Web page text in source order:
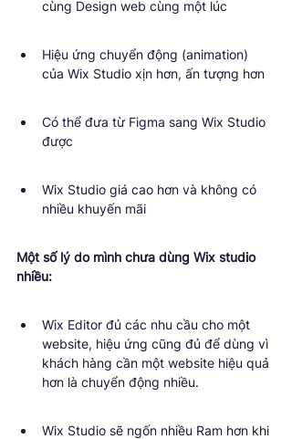
cùng Design web cùng một lúc
Hiệu ứng chuyển động (animation)
của Wix Studio xịn hơn, ấn tượng hơn
Có thể đưa từ Figma sang Wix Studio
được
Wix Studio giá cao hơn và không có
nhiều khuyến mãi
Một số lý do mình chưa dùng Wix studio
nhiều:
Wix Editor đủ các nhu cầu cho một
website, hiệu ứng cũng đủ để dùng vì
khách hàng cần một website hiệu quả
hơn là chuyển động nhiều.
Wix Studio sẽ ngốn nhiều Ram hơn khi